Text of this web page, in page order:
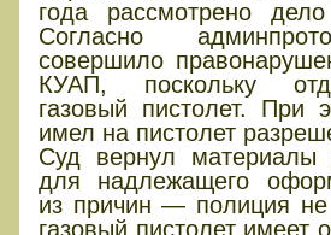
года рассмотрено
Согласно
совершило
КУАП, поскольку
газовый пистолет. При
имел на пистолет
Суд вернул материалы
для надлежащего
из причин — полиция не
газовый пистолет имеет